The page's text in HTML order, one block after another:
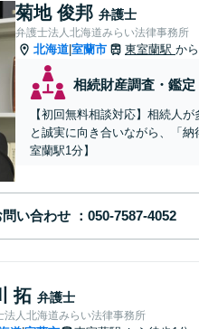
菊地 俊邦 弁護士
弁護士法人北海道みらい法律事務所
北海道 室蘭市 東室蘭駅 か
相続財産調査・鑑定
【初回無料相談対応】相続人
と誠実に向き合いながら、「
室蘭駅1分】
い合わせ
拓 弁護士
法人北海道みらい法律事務所